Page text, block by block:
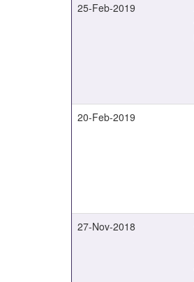
25-Feb-2019
20-Feb-2019
27-Nov-2018